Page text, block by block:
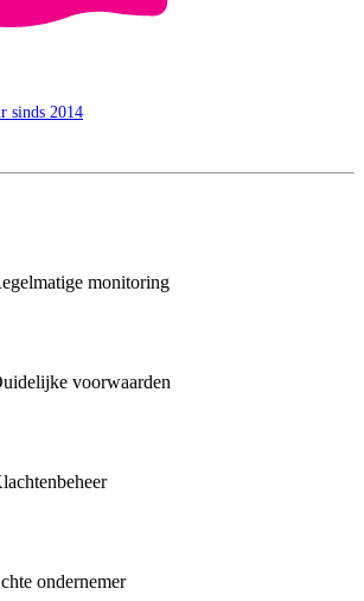
sinds 2014
monitoring
voorwaarden
ondernemer